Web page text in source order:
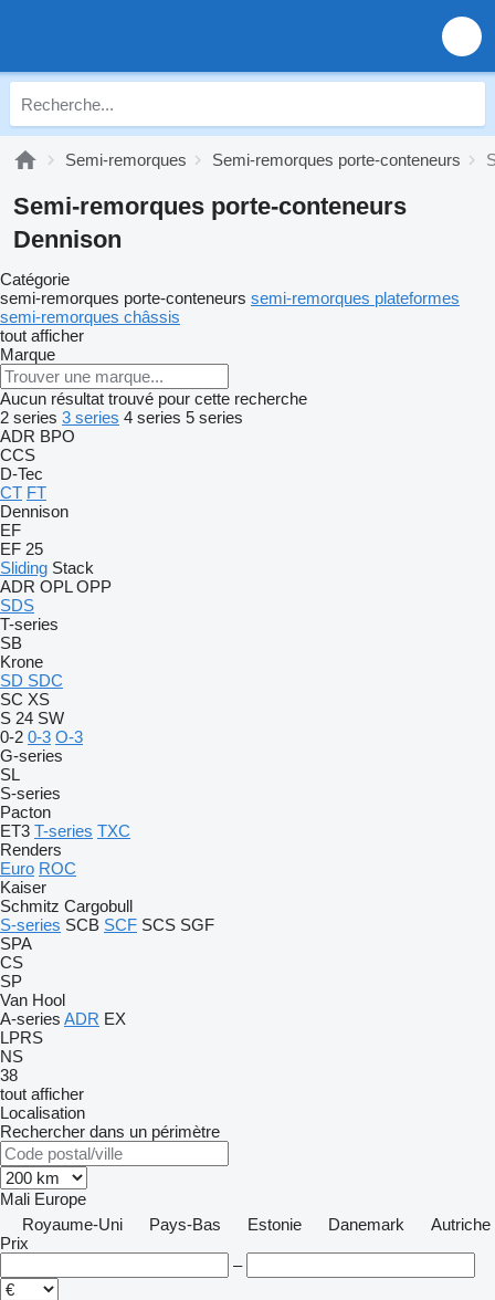
Semi-remorques Semi-remorques porte-conteneurs
Semi-remorques porte-conteneurs
Dennison
Catégorie
semi-remorques porte-conteneurs semi-remorques plateformes
semi-remorques châssis
tout afficher
Marque
Aucun résultat trouvé pour cette recherche
2 series 3 series 4 series 5 series
ADR BPO
CCS
D-Tec
CT FT
Dennison
EF
EF 25
Sliding Stack
ADR OPL OPP
SDS
T-series
SB
Krone
SD SDC
SC XS
S 24 SW
0-2 0-3 O-3
G-series
SL
S-series
Pacton
ET3 T-series TXC
Renders
Euro ROC
Kaiser
Schmitz Cargobull
S-series SCB SCF SCS SGF
SPA
CS
SP
Van Hool
A-series ADR EX
LPRS
NS
38
tout afficher
Localisation
Rechercher dans un périmètre
Mali Europe
Royaume-Uni
Pays-Bas Estonie Danemark
Autriche
Prix
–